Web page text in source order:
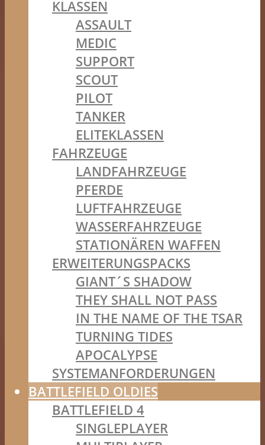
KLASSEN
ASSAULT
MEDIC
SUPPORT
SCOUT
PILOT
TANKER
ELITEKLASSEN
FAHRZEUGE
LANDFAHRZEUGE
PFERDE
LUFTFAHRZEUGE
WASSERFAHRZEUGE
STATIONÄREN WAFFEN
ERWEITERUNGSPACKS
GIANT´S SHADOW
THEY SHALL NOT PASS
IN THE NAME OF THE TSAR
TURNING TIDES
APOCALYPSE
SYSTEMANFORDERUNGEN
BATTLEFIELD OLDIES
BATTLEFIELD 4
SINGLEPLAYER